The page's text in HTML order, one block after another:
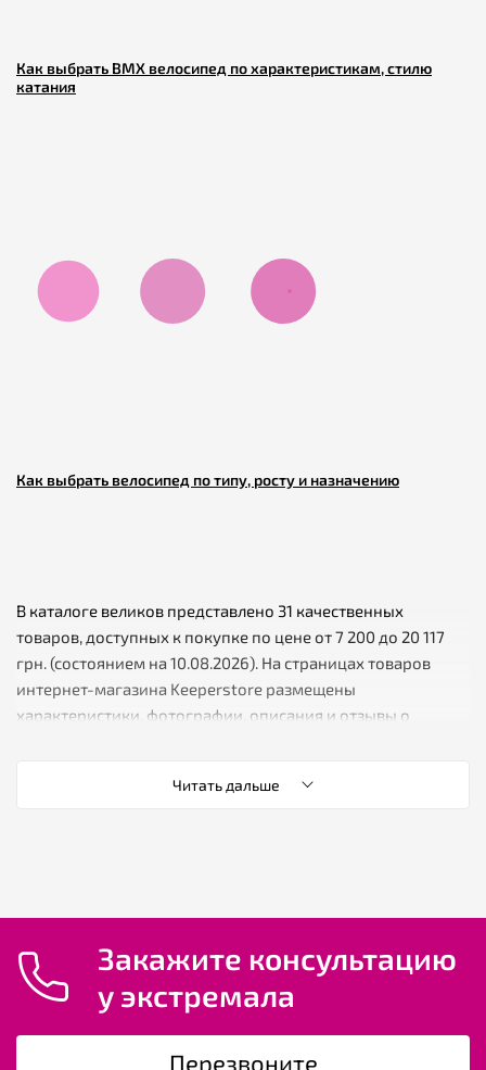
Как выбрать BMX велосипед по характеристикам, стилю
катания
Как выбрать велосипед по типу, росту и назначению
В каталоге великов представлено 31 качественных
товаров, доступных к покупке по цене от 7 200 до 20 117
грн. (состоянием на 10.08.2026). На страницах товаров
интернет-магазина Keeperstore размещены
характеристики, фотографии, описания и отзывы о
✔️ Макс. цена
Интернет-магазин Keeperstore.ua предлагает в большом
Читать дальше
Закажите консультацию
у экстремала
Перезвоните